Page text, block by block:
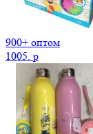
900+ оптом
1005. p